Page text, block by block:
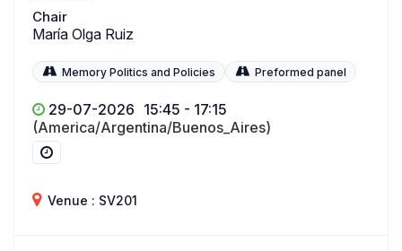
Chair
María Olga Ruiz
Memory Politics and Policies Preformed panel
29-07-2026 15:45 - 17:15
(America/Argentina/Buenos_Aires)
Venue : SV201